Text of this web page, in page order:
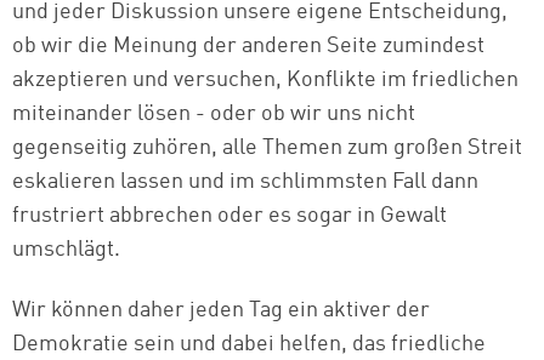
und jeder Diskussion unsere eigene Entscheidung,
ob wir die Meinung der anderen Seite zumindest
akzeptieren und versuchen, Konflikte im friedlichen
miteinander lösen - oder ob wir uns nicht
gegenseitig zuhören, alle Themen zum großen Streit
eskalieren lassen und im schlimmsten Fall dann
frustriert abbrechen oder es sogar in Gewalt
umschlägt.
Wir können daher jeden Tag ein aktiver der
Demokratie sein und dabei helfen, das friedliche